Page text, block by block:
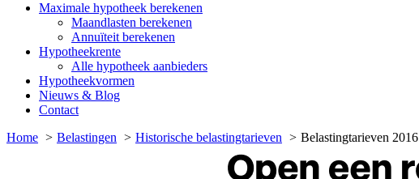
Maximale hypotheek berekenen
Maandlasten berekenen
Annuïteit berekenen
Hypotheekrente
Alle hypotheek aanbieders
Hypotheekvormen
Nieuws & Blog
Contact
Home
Belastingen Historische belastingtarieven Belastingtarieven 2016